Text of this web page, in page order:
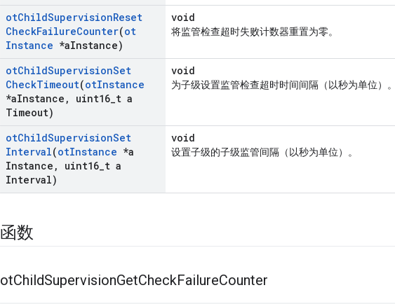
otChildSupervisionReset
CheckFailureCounter(ot
Instance *aInstance)
void
将监管检查超时失败计数器重置为零。
otChildSupervisionSet
CheckTimeout(otInstance
*aInstance , uint16 t a
Timeout)
void
为子级设置监管检查超时时间间隔（以秒为单位）
otChildSupervisionSet
Interval(otInstance *a
Instance , uint16 t a
Interval)
void
设置子级的子级监管间隔（以秒为单位）。
函数
otChildSupervisionGetCheckFailureCounter